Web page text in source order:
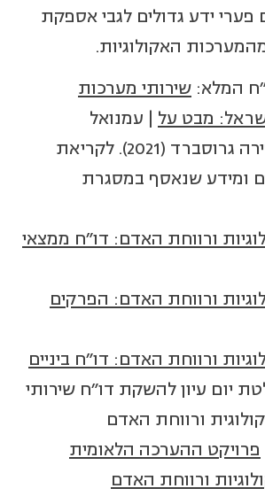
פערי ידע גדולים לגבי אספקת
האקולוגיות.
המלא: שירותי מערכות
מבט על | עמנואל
כהן-שחם, שירה גרוסברד (2021). לקריאת
ומידע שנאסף במסגרת
ורווחת האדם: דו"ח ממצאי
ורווחת האדם: הפרקים
ורווחת האדם: דו"ח ביניים
יום עיון להשקת דו"ח שירותי
ורווחת האדם
פרויקט ההערכה הלאומית
ורווחת האדם